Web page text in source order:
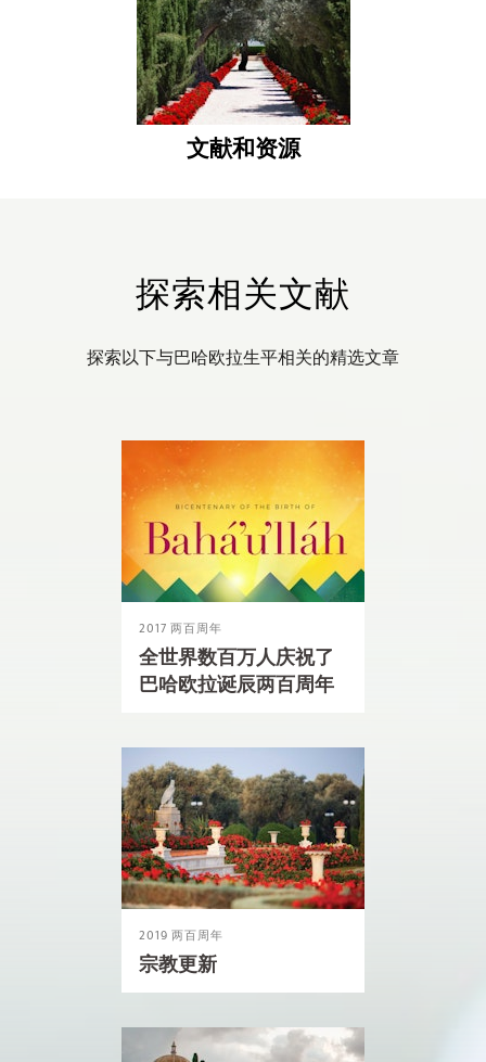
文献和资源
探索相关文献
探索以下与巴哈欧拉生平相关的精选文章
2017 两百周年
全世界数百万人庆祝了
巴哈欧拉诞辰两百周年
2019 两百周年
宗教更新